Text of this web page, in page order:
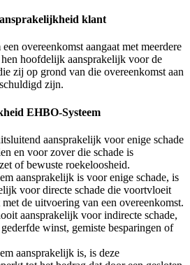
klant
overeenkomst aangaat met meerdere
hoofdelijk aansprakelijk voor de
zij op grond van die overeenkomst aan
zijn.
EHBO-Systeem
aansprakelijk voor enige schade
en voor zover die schade is
of bewuste roekeloosheid.
aansprakelijk is voor enige schade, is
voor directe schade die voortvloeit
de uitvoering van een overeenkomst.
aansprakelijk voor indirecte schade,
winst, gemiste besparingen of
aansprakelijk is, is deze